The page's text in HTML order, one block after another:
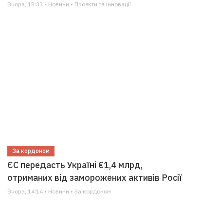
Вчора, 15:33 • Новини • Проекти та інновації
За кордоном
ЄС передасть Україні €1,4 млрд,
отриманих від заморожених активів Росії
Вчора, 14:14 • Новини • За кордоном